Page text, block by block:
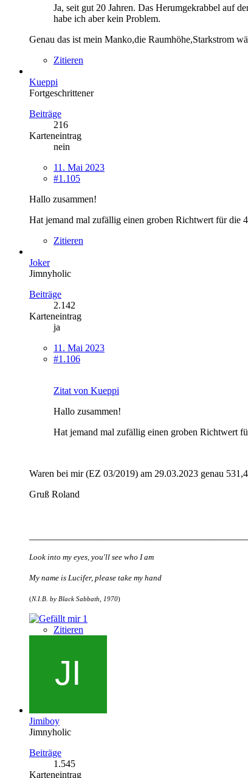
Ja, seit gut 20 Jahren. Das Herumgekrabbel auf
habe ich aber kein Problem.
Genau das ist mein Manko,die Raumhöhe,Starkstrom
Zitieren
Kueppi
Fortgeschrittener
Beiträge
216
Karteneintrag
nein
11. Mai 2023
#1.105
Hallo zusammen!
Hat jemand mal zufällig einen groben Richtwert für die
Zitieren
Joker
Jimnyholic
Beiträge
2.142
Karteneintrag
ja
11. Mai 2023
#1.106
Zitat von Kueppi
Hallo zusammen!
Hat jemand mal zufällig einen groben Richtwert
Waren bei mir (EZ 03/2019) am 29.03.2023 genau
Gruß Roland
Look into my eyes, you'll see who I am
My name is Lucifer, please take my hand
(N.I.B. by Black Sabbath, 1970)
1
Zitieren
Jimiboy
Jimnyholic
Beiträge
1.545
Karteneintrag